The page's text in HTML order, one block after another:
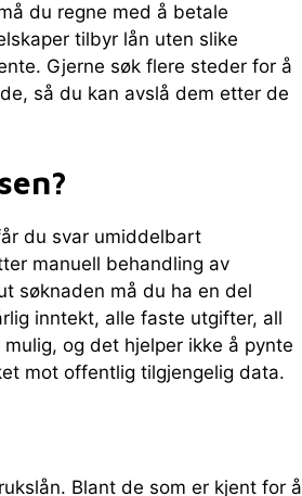
du regne med å betale
tilbyr lån uten slike
Gjerne søk flere steder for å
så du kan avslå dem etter de
du svar umiddelbart
manuell behandling av
søknaden må du ha en del
inntekt, alle faste utgifter, all
og det hjelper ikke å pynte
mot offentlig tilgjengelig data.
Blant de som er kjent for å